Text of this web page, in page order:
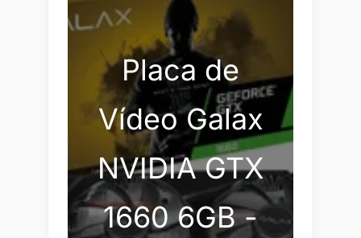
Placa de
Vídeo Galax
NVIDIA GTX
1660 6GB -